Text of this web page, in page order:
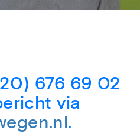
676 69 02
via
.